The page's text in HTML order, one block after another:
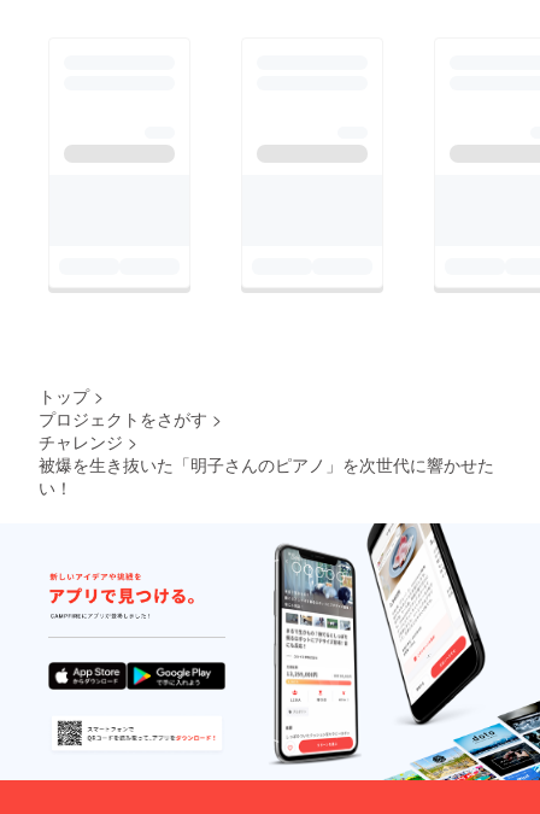
念資料館での桂さん
いました。被爆者の伊
時折伊藤さんの目を通
して、苦難を乗り越え
るこれまでの彼の姿を
袋町小学校平和資料館
では、被爆直後に壁に
書かれた名前や伝言か
ら、家族や先生が死に
もの狂いで子どもや生
徒を探す姿を想像しま
した。縮景園と広島城
公園に被爆樹木から
は、調査で分かった樹
やって生きていること
からは、受賞せずとも
伝えられる素直で力強
いメッセージ、高校生
り交ぜた主張、事実を
知ることの大切さ。そ
して、参加したみなさ
んが「被爆ピアノ」で
はなく「明子さんのピ
アノ」と表現してくれ
たことに喜びを感じ
た、と語りました。
つの楽器に感謝し、伝
いうことで、コロナ状
ンディングでご協力い
ただいた資金の一部
は、この旅にあてられ
めて参りたいと思いま
す。その様子もこちら
で紹介していきます。
9月23日（木）11時よ
り、オンライン受賞式
を行います。応援いた
だいたみなさんのご参
加、心よりお待ち申し
トップ >
プロジェクトをさがす >
チャレンジ >
被爆を生き抜いた「明子さんのピアノ」を次世代に響かせた
い！